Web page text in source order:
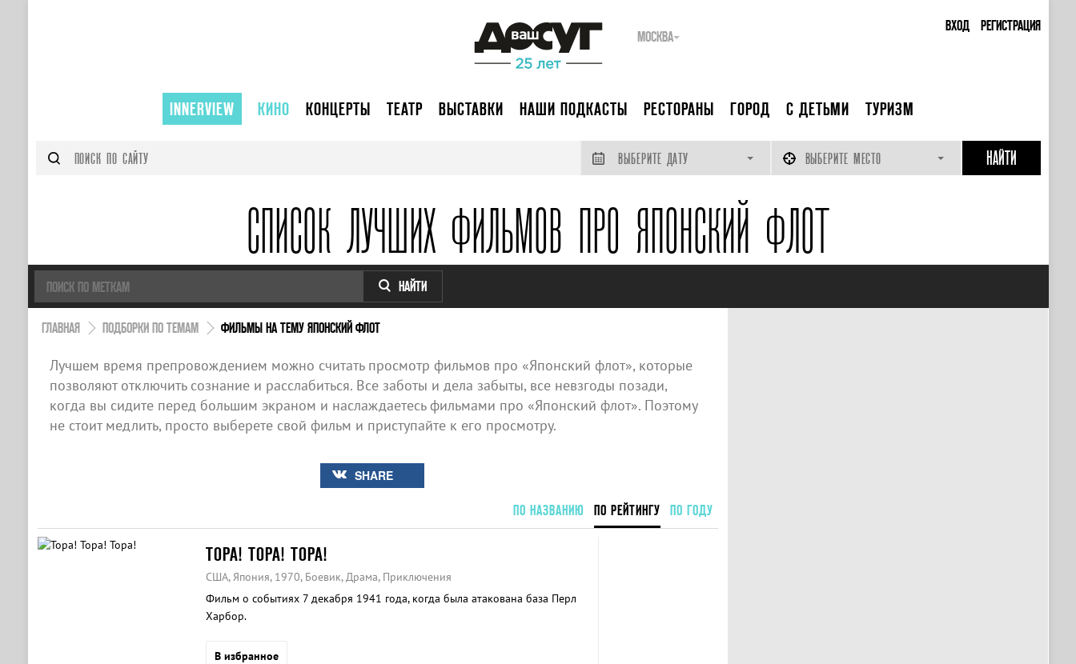
ВХОД РЕГИСТРАЦИЯ
МОСКВА
INNERVIEW КИНО КОНЦЕРТЫ ТЕАТР ВЫСТАВКИ НАШИ ПОДКАСТЫ РЕСТОРАНЫ ГОРОД С ДЕТЬМИ ТУРИЗМ
ВЫБЕРИТЕ ДАТУ ВЫБЕРИТЕ МЕСТО
СПИСОК ЛУЧШИХ ФИЛЬМОВ ПРО ЯПОНСКИЙ ФЛОТ
НАЙТИ
ГЛАВНАЯ ПОДБОРКИ ПО ТЕМАМ ФИЛЬМЫ НА ТЕМУ ЯПОНСКИЙ ФЛОТ
Лучшем время препровождением можно считать просмотр фильмов про «Японский флот», которые
позволяют отключить сознание и расслабиться. Все заботы и дела забыты, все невзгоды позади,
когда вы сидите перед большим экраном и наслаждаетесь фильмами про «Японский флот». Поэтому
не стоит медлить, просто выберете свой фильм и приступайте к его просмотру.
SHARE
ПО НАЗВАНИЮ ПО РЕЙТИНГУ ПО ГОДУ
ТОРА! ТОРА! ТОРА!
США, Япония, 1970, Боевик, Драма, Приключения
Фильм о событиях 7 декабря 1941 года, когда была атакована база Перл
Харбор.
В избранное